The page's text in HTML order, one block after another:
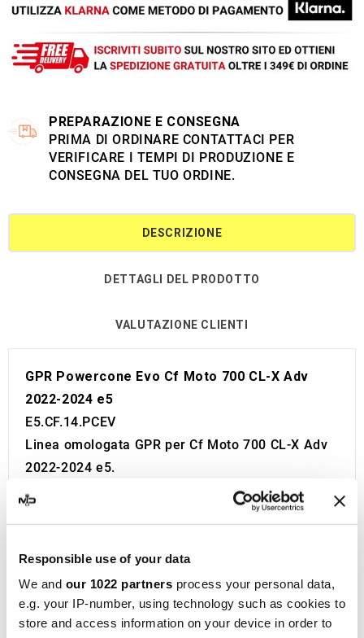
Responsible use of your data
We and our 1022 partners process your personal data,
e.g. your IP-number, using technology such as cookies to
store and access information on your device in order to
PREPARAZIONE E CONSEGNA
PRIMA DI ORDINARE CONTATTACI PER
VERIFICARE I TEMPI DI PRODUZIONE E
CONSEGNA DEL TUO ORDINE.
DESCRIZIONE
DETTAGLI DEL PRODOTTO
VALUTAZIONE CLIENTI
GPR Powercone Evo Cf Moto 700 CL-X Adv
2022-2024 e5
E5.CF.14.PCEV
Linea omologata GPR per Cf Moto 700 CL-X Adv
2022-2024 e5.
Viene fornito con tutto il necessario per essere
installato sulla moto senza bisogno di modifiche.
Il catalizzatore non è incluso.
Made in Italy 100%.
Garanzia 2 anni.
GPRè un punto di riferimento nella produzione di